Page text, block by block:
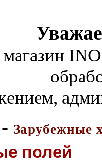
- Зарубежные
полей